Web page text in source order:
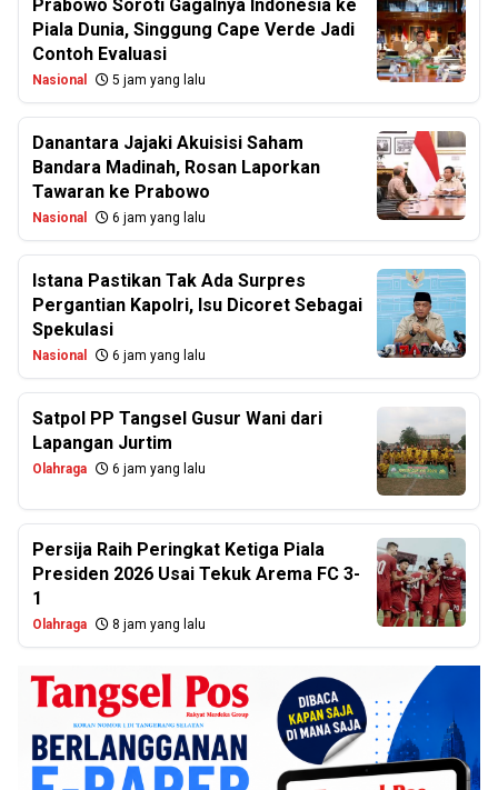
Prabowo Soroti Gagalnya Indonesia ke
Piala Dunia, Singgung Cape Verde Jadi
Contoh Evaluasi
Nasional 5 jam yang lalu
Danantara Jajaki Akuisisi Saham
Bandara Madinah, Rosan Laporkan
Tawaran ke Prabowo
Nasional 6 jam yang lalu
Istana Pastikan Tak Ada Surpres
Pergantian Kapolri, Isu Dicoret Sebagai
Spekulasi
Nasional 6 jam yang lalu
Satpol PP Tangsel Gusur Wani dari
Lapangan Jurtim
Olahraga 6 jam yang lalu
Persija Raih Peringkat Ketiga Piala
Presiden 2026 Usai Tekuk Arema FC 3-
1
Olahraga 8 jam yang lalu